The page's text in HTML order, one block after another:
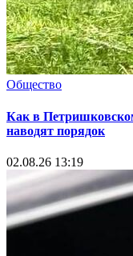
Общество
Как в
наводят порядок
02.08.26 13:19